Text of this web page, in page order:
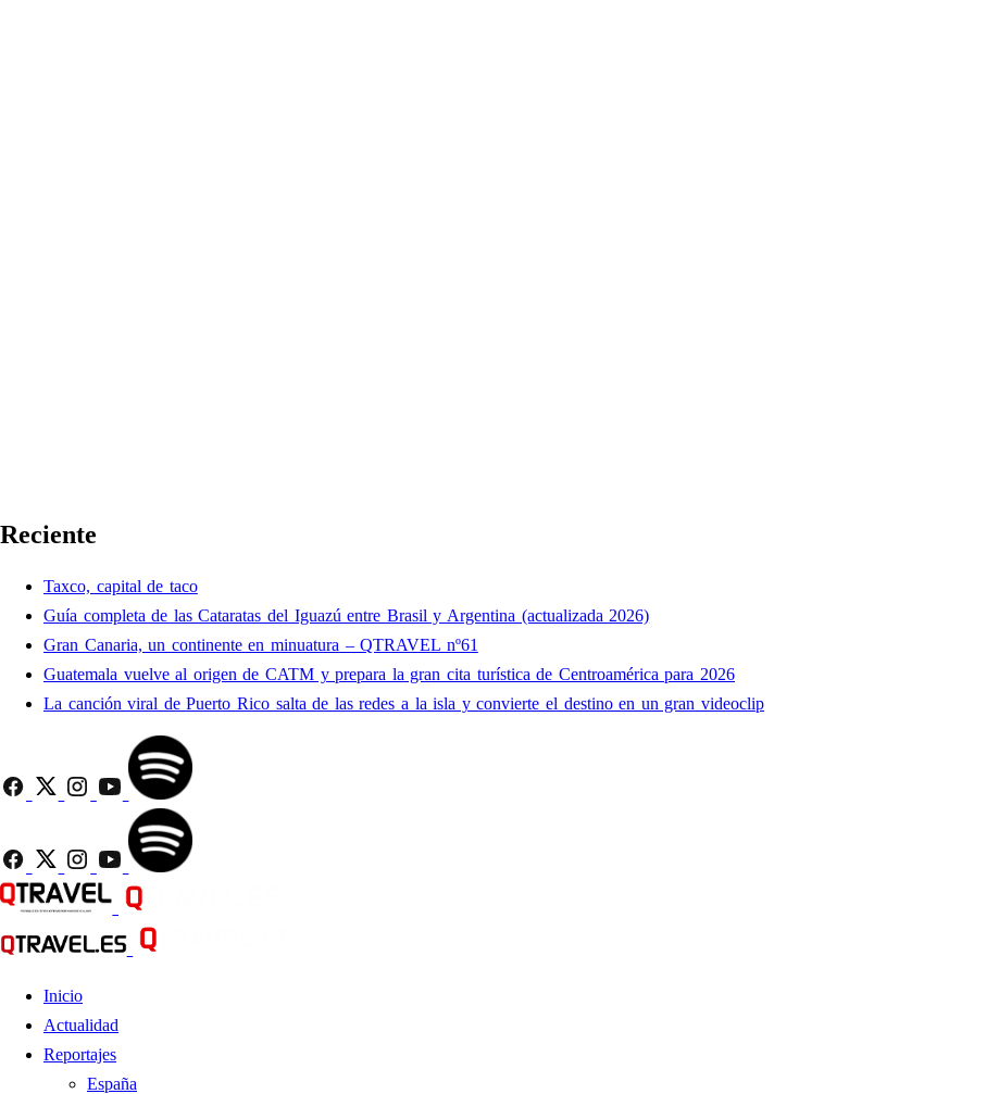
Reciente
Taxco, capital de taco
Guía completa de las Cataratas del Iguazú entre Brasil y Argentina (actualizada 2026)
Gran Canaria, un continente en minuatura – QTRAVEL nº61
Guatemala vuelve al origen de CATM y prepara la gran cita turística de Centroamérica para 2026
La canción viral de Puerto Rico salta de las redes a la isla y convierte el destino en un gran videoclip
Inicio
Actualidad
Reportajes
España